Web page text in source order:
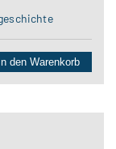
In den Warenkorb